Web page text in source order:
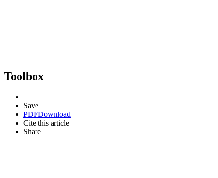
Toolbox
Save
PDFDownload
Cite this article
Share